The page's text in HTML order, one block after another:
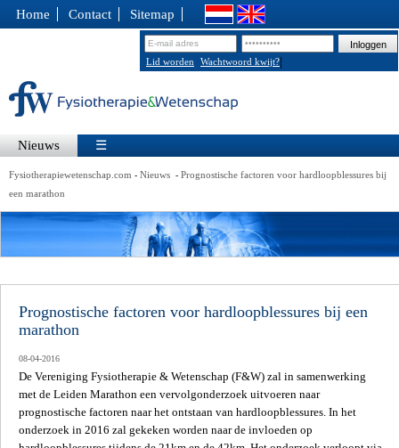
Home Contact Sitemap
Lid worden |
Wachtwoord kwijt?
Nieuws ☰
Fysiotherapiewetenschap.com - Nieuws - Prognostische factoren voor hardloopblessures bij
een marathon
Prognostische factoren voor hardloopblessures bij een
marathon
08-04-2016
De Vereniging Fysiotherapie & Wetenschap (F&W) zal in samenwerking
met de Leiden Marathon een vervolgonderzoek uitvoeren naar
prognostische factoren naar het ontstaan van hardloopblessures. In het
onderzoek in 2016 zal gekeken worden naar de invloeden op